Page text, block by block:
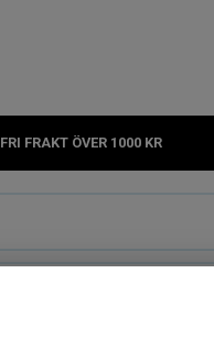
FRI FRAKT ÖVER 1000 KR